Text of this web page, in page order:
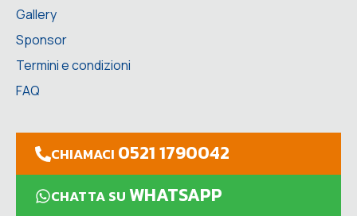
Gallery
Sponsor
Termini e condizioni
FAQ
CHIAMACI 0521 1790042
CHATTA SUWHATSAPP